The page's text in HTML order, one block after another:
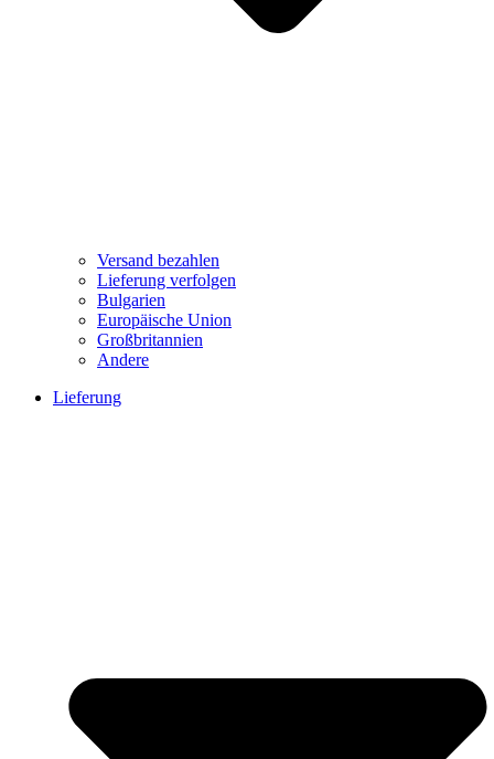
Versand bezahlen
Lieferung verfolgen
Bulgarien
Europäische Union
Großbritannien
Andere
Lieferung